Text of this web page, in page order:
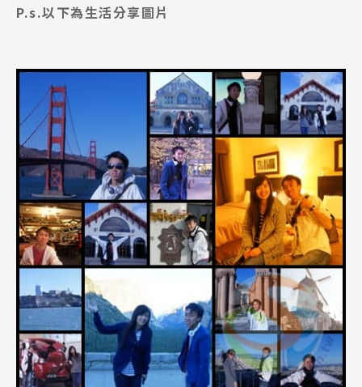
P.s.以下為生活分享圖片